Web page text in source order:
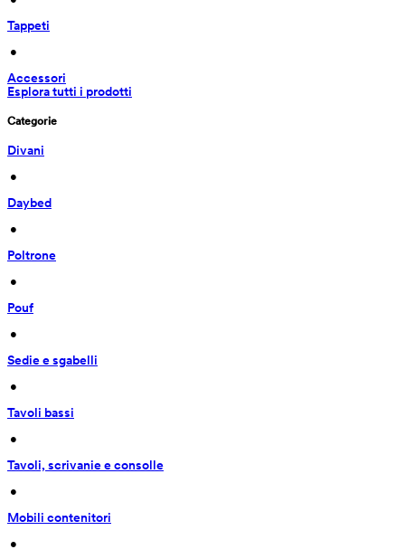
Tappeti
•
Accessori
Esplora tutti i prodotti
Categorie
Divani
•
Daybed
•
Poltrone
•
Pouf
•
Sedie e sgabelli
•
Tavoli bassi
•
Tavoli, scrivanie e consolle
•
Mobili contenitori
•